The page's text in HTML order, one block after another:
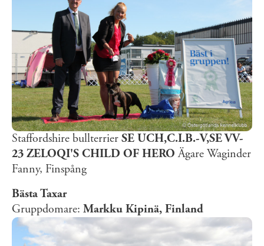
Staffordshire bullterrier SE UCH,C.I.B.-V,SE VV-
23 ZELOQI'S CHILD OF HERO Ägare Waginder
Fanny, Finspång
Bästa Taxar
Gruppdomare: Markku Kipinä, Finland